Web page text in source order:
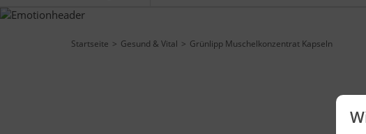
Startseite Gesund & Vital Grünlipp Muschelkonzentrat Kapseln